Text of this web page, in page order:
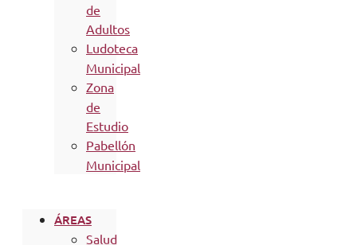
de
Adultos
Ludoteca
Municipal
Zona
de
Estudio
Pabellón
Municipal
ÁREAS
Salud